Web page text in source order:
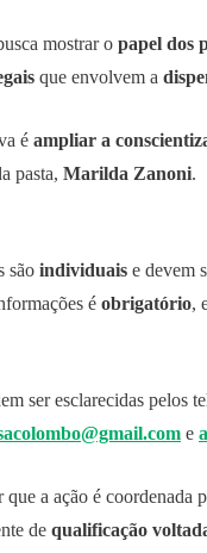
mostrar o papel dos
que envolvem a
é ampliar a
pasta, Marilda Zanoni.
são individuais e devem
é obrigatório,
ser esclarecidas pelos
e
que a ação é coordenada
de qualificação